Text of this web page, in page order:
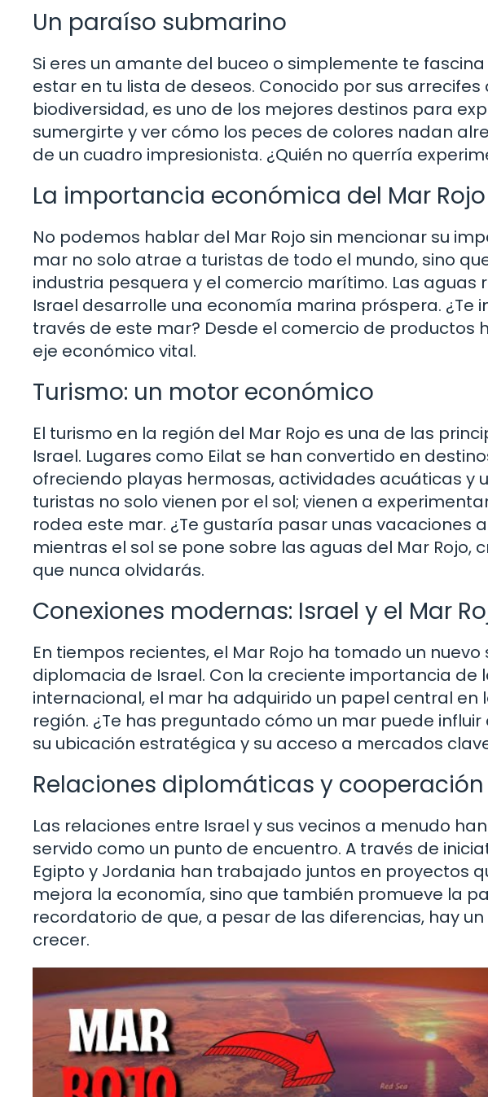
Un paraíso submarino
Si eres un amante del buceo o simplemente te
estar en tu lista de deseos. Conocido por sus
biodiversidad, es uno de los mejores destinos para
sumergirte y ver cómo los peces de colores nadan
de un cuadro impresionista. ¿Quién no querría
La importancia económica del Mar Rojo
No podemos hablar del Mar Rojo sin mencionar su
mar no solo atrae a turistas de todo el mundo, sino
industria pesquera y el comercio marítimo. Las aguas
Israel desarrolle una economía marina próspera. ¿Te
través de este mar? Desde el comercio de productos
eje económico vital.
Turismo: un motor económico
El turismo en la región del Mar Rojo es una de las
Israel. Lugares como Eilat se han convertido en
ofreciendo playas hermosas, actividades acuáticas y
turistas no solo vienen por el sol; vienen a
rodea este mar. ¿Te gustaría pasar unas vacaciones
mientras el sol se pone sobre las aguas del Mar Rojo,
que nunca olvidarás.
Conexiones modernas: Israel y el Mar
En tiempos recientes, el Mar Rojo ha tomado un
diplomacia de Israel. Con la creciente importancia
internacional, el mar ha adquirido un papel central
región. ¿Te has preguntado cómo un mar puede
su ubicación estratégica y su acceso a mercados
Relaciones diplomáticas y
Las relaciones entre Israel y sus vecinos a menudo
servido como un punto de encuentro. A través de
Egipto y Jordania han trabajado juntos en proyectos
mejora la economía, sino que también promueve la
recordatorio de que, a pesar de las diferencias, hay
crecer.